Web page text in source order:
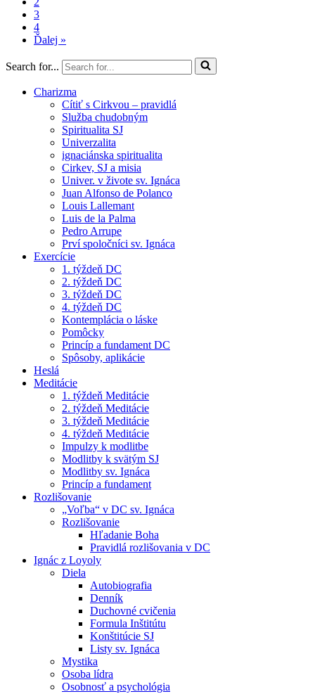
3
4
Ďalej »
Search for...
Charizma
Cítiť s Cirkvou – pravidlá
Služba chudobným
Spiritualita SJ
Univerzalita
ignaciánska spiritualita
Cirkev, SJ a misia
Univer. v živote sv. Ignáca
Juan Alfonso de Polanco
Louis Lallemant
Luis de la Palma
Pedro Arrupe
Prví spoločníci sv. Ignáca
Exercície
1. týždeň DC
2. týždeň DC
3. týždeň DC
4. týždeň DC
Kontemplácia o láske
Pomôcky
Princíp a fundament DC
Spôsoby, aplikácie
Heslá
Meditácie
1. týždeň Meditácie
2. týždeň Meditácie
3. týždeň Meditácie
4. týždeň Meditácie
Impulzy k modlitbe
Modlitby k svätým SJ
Modlitby sv. Ignáca
Princíp a fundament
Rozlišovanie
„Voľba“ v DC sv. Ignáca
Rozlišovanie
Hľadanie Boha
Pravidlá rozlišovania v DC
Ignác z Loyoly
Diela
Autobiografia
Denník
Duchovné cvičenia
Formula Inštitútu
Konštitúcie SJ
Listy sv. Ignáca
Mystika
Osoba lídra
Osobnosť a psychológia